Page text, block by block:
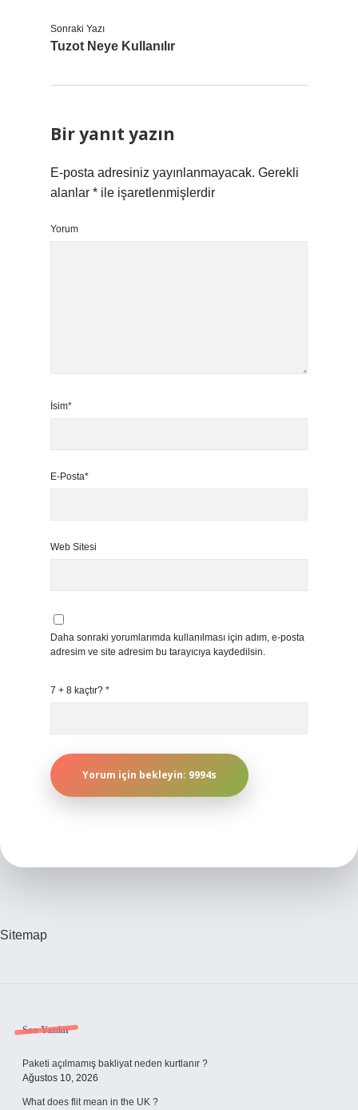
Sonraki Yazı
Tuzot Neye Kullanılır
Bir yanıt yazın
E-posta adresiniz yayınlanmayacak. Gerekli
alanlar * ile işaretlenmişlerdir
Yorum
İsim*
E-Posta*
Web Sitesi
Daha sonraki yorumlarımda kullanılması için adım, e-posta
adresim ve site adresim bu tarayıcıya kaydedilsin.
7 + 8 kaçtır? *
Sitemap
Sidebar
Son Yazılar
Paketi açılmamış bakliyat neden kurtlanır ?
Ağustos 10, 2026
What does flit mean in the UK ?